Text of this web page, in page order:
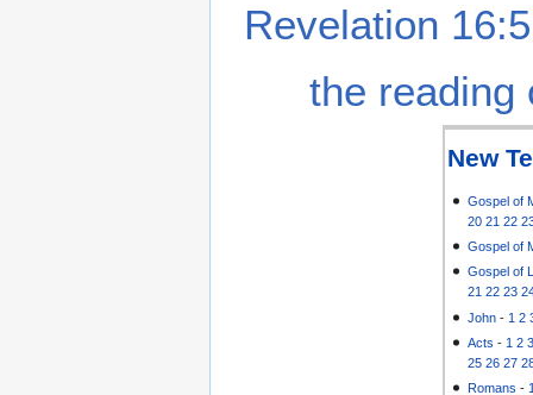
Revelation
the reading
New
Gospel of
20 21 22
Gospel of
Gospel of
21 22 23
John - 1 2
Acts - 1 2
25 26 27
Romans -